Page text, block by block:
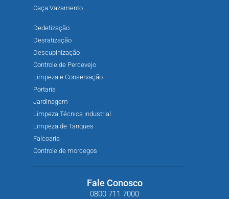
Caça Vazamento
Dedetização
Desratização
Descupinização
Controle de Percevejo
Limpeza e Conservação
Portaria
Jardinagem
Limpeza Técnica industrial
Limpeza de Tanques
Falcoaria
Controle de morcegos
Fale Conosco
0800 711 7000